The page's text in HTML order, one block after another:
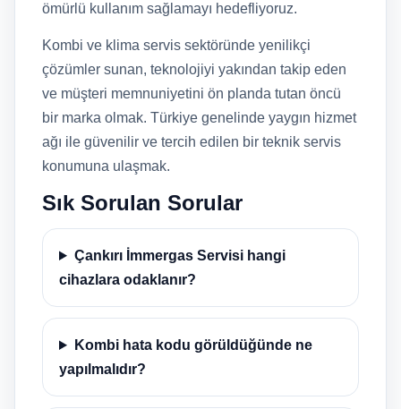
ömürlü kullanım sağlamayı hedefliyoruz.
Kombi ve klima servis sektöründe yenilikçi
çözümler sunan, teknolojiyi yakından takip eden
ve müşteri memnuniyetini ön planda tutan öncü
bir marka olmak. Türkiye genelinde yaygın hizmet
ağı ile güvenilir ve tercih edilen bir teknik servis
konumuna ulaşmak.
Sık Sorulan Sorular
Çankırı İmmergas Servisi hangi
cihazlara odaklanır?
Kombi hata kodu görüldüğünde ne
yapılmalıdır?